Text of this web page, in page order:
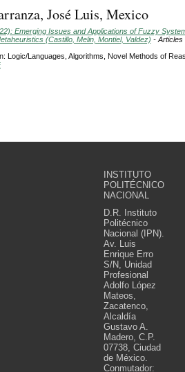
José Luis, Mexico
Emerging Issues and Applications of Fuzzy
(Castillo, Melin, Montiel, Valdez) - Articles
Logic/Languages, Algorithms, Novel Methods of
INSTITUTO
POLITÉCNICO
NACIONAL
D.R. Instituto
Politécnico
Nacional (IPN).
Av. Luis
Enrique Erro
S/N, Unidad
Profesional
Adolfo López
Mateos,
Zacatenco,
Alcaldía
Gustavo A.
Madero, C.P.
07738, Ciudad
de México.
Conmutador: